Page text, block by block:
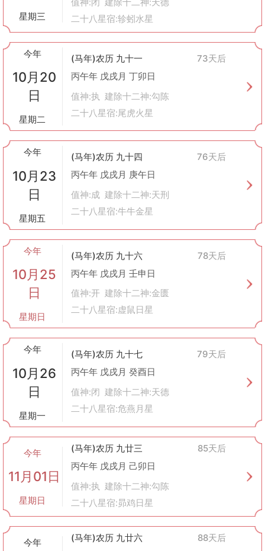
星期三
二十八星宿:轸蚓水星
今年
10月20
日
星期二
(马年)农历 九十一
73天后
丙午年 戊戌月 丁卯日
值神:执 建除十二神:勾陈
二十八星宿:尾虎火星
今年
10月23
日
星期五
(马年)农历 九十四
76天后
丙午年 戊戌月 庚午日
值神:成 建除十二神:天刑
二十八星宿:牛牛金星
今年
10月25
日
星期日
(马年)农历 九十六
78天后
丙午年 戊戌月 壬申日
值神:开 建除十二神:金匮
二十八星宿:虚鼠日星
今年
10月26
日
星期一
(马年)农历 九十七
79天后
丙午年 戊戌月 癸酉日
值神:闭 建除十二神:天德
二十八星宿:危燕月星
今年
11月01日
星期日
(马年)农历 九廿三
85天后
丙午年 戊戌月 己卯日
值神:执 建除十二神:勾陈
二十八星宿:昴鸡日星
今年 (马年)农历 九廿六
88天后